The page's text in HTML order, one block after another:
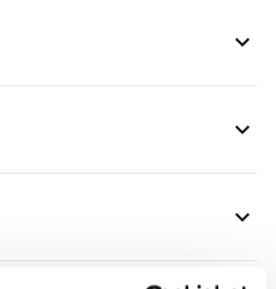
expand_more
expand_more
expand_more